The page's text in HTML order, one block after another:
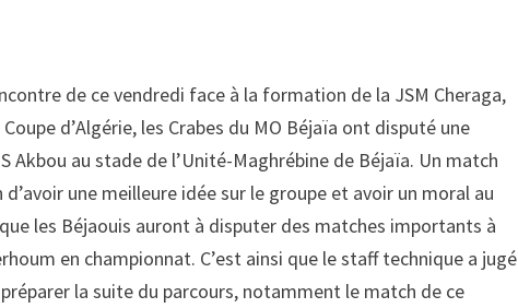
de ce vendredi face à la formation de la JSM Cheraga,
d’Algérie, les Crabes du MO Béjaïa ont disputé une
au stade de l’Unité-Maghrébine de Béjaïa. Un match
une meilleure idée sur le groupe et avoir un moral au
les Béjaouis auront à disputer des matches importants à
en championnat. C’est ainsi que le staff technique a jugé
la suite du parcours, notamment le match de ce